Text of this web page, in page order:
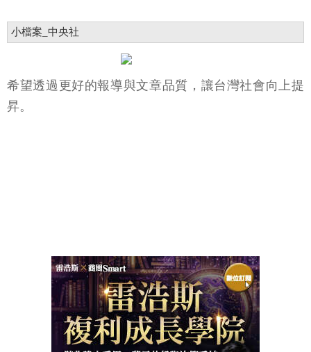
小檔案_中央社
希望透過更好的報導與文章品質，讓台灣社會向上提
昇。